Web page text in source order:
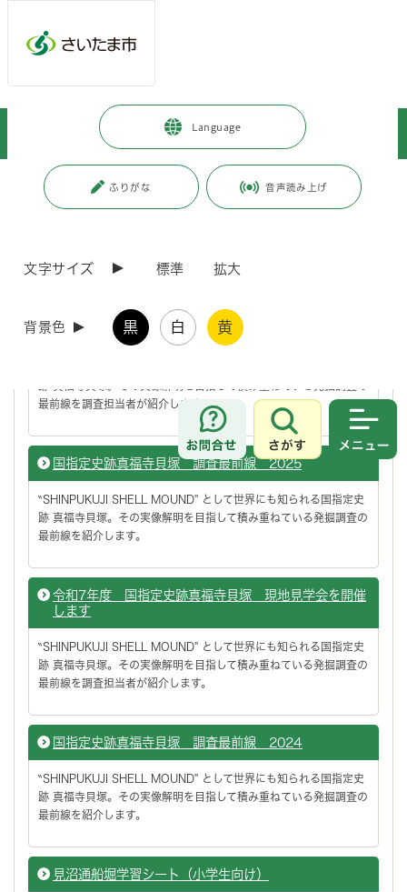
Language
ふりがな 音声読み上げ
文字サイズ 標準 拡大
背景色 黒 白 黄
お問合せ
さがす
観光・スポーツ・文化 > 文化・芸術
知って楽しむ文化財
ページ番号：J005998
文化財についてくわしく解説します。
令和8年度 国指定史跡真福寺貝塚 現地見学会を開催
します
最前線を調査担当者が紹介します。
国指定史跡真福寺貝塚 調査最前線 2025
‶SHINPUKUJI SHELL MOUND" として世界にも知られる国指定史
跡 真福寺貝塚。その実像解明を目指して積み重ねている発掘調査の
最前線を紹介します。
令和7年度 国指定史跡真福寺貝塚 現地見学会を開催
します
‶SHINPUKUJI SHELL MOUND" として世界にも知られる国指定史
跡 真福寺貝塚。その実像解明を目指して積み重ねている発掘調査の
最前線を調査担当者が紹介します。
国指定史跡真福寺貝塚 調査最前線 2024
‶SHINPUKUJI SHELL MOUND" として世界にも知られる国指定史
跡 真福寺貝塚。その実像解明を目指して積み重ねている発掘調査の
最前線を紹介します。
見沼通船堀学習シート（小学生向け）